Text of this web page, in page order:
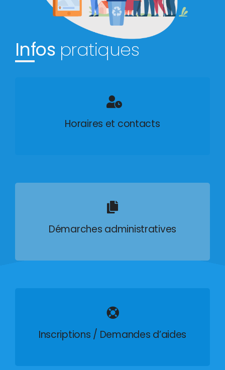
Infos pratiques
Horaires et contacts
Démarches administratives
Inscriptions / Demandes d’aides